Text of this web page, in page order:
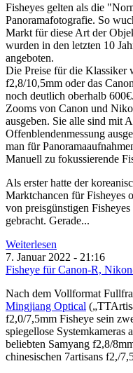
Fisheyes gelten als die
Panoramafotografie. So
Markt für diese Art der
wurden in den letzten 10
angeboten.
Die Preise für die Klassiker
f2,8/10,5mm oder das
noch deutlich oberhalb
Zooms von Canon und
ausgeben. Sie alle sind mit
Offenblendenmessung
man für
Manuell zu fokussierende
Als erster hatte der
Marktchancen für Fisheyes
von preisgünstigen
gebracht. Gerade...
Weiterlesen
7. Januar 2022 - 21:16
Fisheye für Canon-R,
Nach dem Vollformat
Mingjiang Optical
f2,0/7,5mm Fisheye sein
spiegellose Systemkameras
beliebten Samyang f2,8/
chinesischen 7artisans f2,/